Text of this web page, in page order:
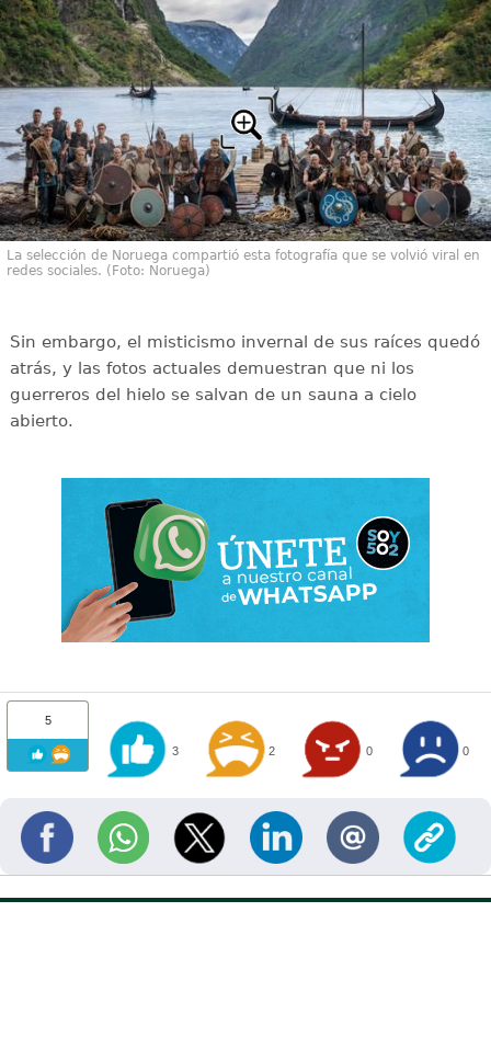
La selección de Noruega compartió esta fotografía que se volvió viral en
redes sociales. (Foto: Noruega)
Sin embargo, el misticismo invernal de sus raíces quedó
atrás, y las fotos actuales demuestran que ni los
guerreros del hielo se salvan de un sauna a cielo
abierto.
5
3 2 0 0